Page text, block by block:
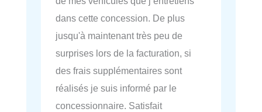
dans cette concession. De plus
jusqu'à maintenant très peu de
surprises lors de la facturation, si
des frais supplémentaires sont
réalisés je suis informé par le
concessionnaire. Satisfait